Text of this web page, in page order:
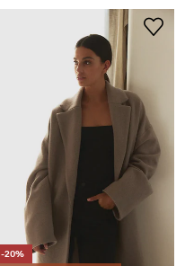
-20%